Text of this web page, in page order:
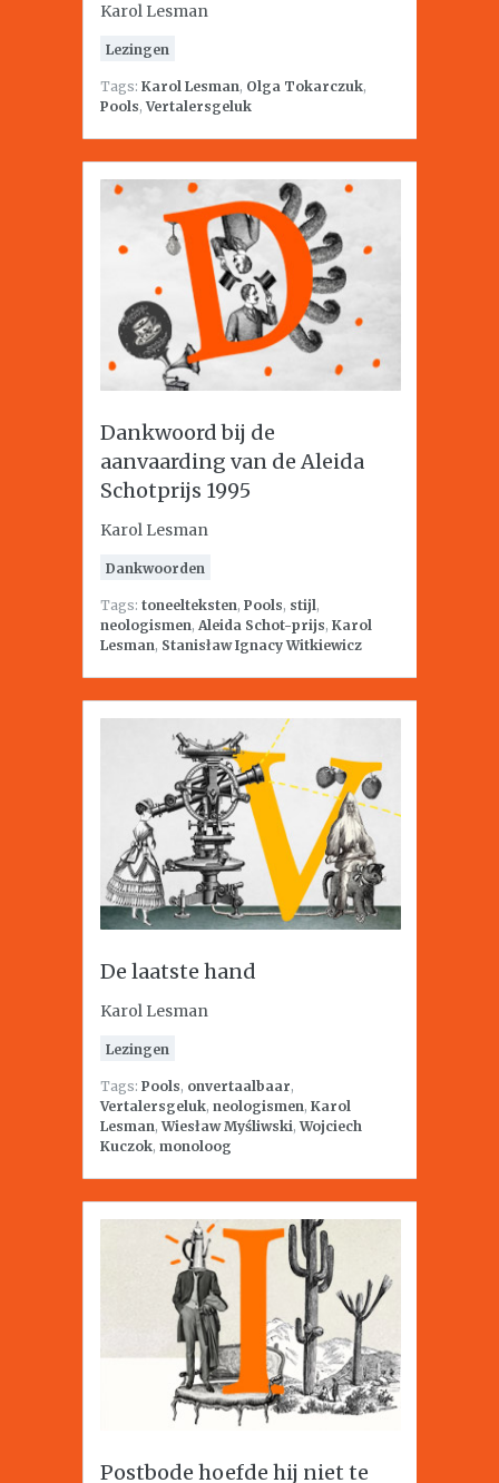
Karol Lesman
Lezingen
Tags: Karol Lesman, Olga Tokarczuk,
Pools,Vertalersgeluk
Dankwoord bij de
aanvaarding van de Aleida
Schotprijs 1995
Karol Lesman
Dankwoorden
Tags: toneelteksten, Pools, stijl,
neologismen, Aleida Schot-prijs, Karol
Lesman, Stanisław Ignacy Witkiewicz
De laatste hand
Karol Lesman
Lezingen
Tags: Pools, onvertaalbaar,
Vertalersgeluk, neologismen, Karol
Lesman,Wiesław Myśliwski,Wojciech
Kuczok, monoloog
Postbode hoefde hij niet te